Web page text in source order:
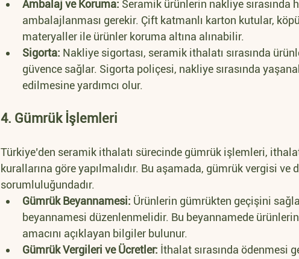
Ambalaj ve Koruma: Seramik ürünlerin nakliye sırasında
ambalajlanması gerekir. Çift katmanlı karton kutular,
materyaller ile ürünler koruma altına alınabilir.
Sigorta: Nakliye sigortası, seramik ithalatı sırasında
güvence sağlar. Sigorta poliçesi, nakliye sırasında
edilmesine yardımcı olur.
4. Gümrük İşlemleri
Türkiye’den seramik ithalatı sürecinde gümrük işlemleri,
kurallarına göre yapılmalıdır. Bu aşamada, gümrük vergisi ve
sorumluluğundadır.
Gümrük Beyannamesi: Ürünlerin gümrükten geçişini
beyannamesi düzenlenmelidir. Bu beyannamede
amacını açıklayan bilgiler bulunur.
Gümrük Vergileri ve Ücretler: İthalat sırasında ödenmesi